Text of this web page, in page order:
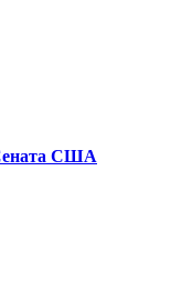
США